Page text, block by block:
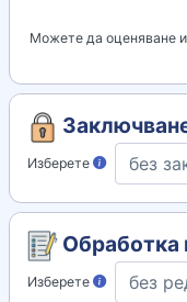
Можете да оценяване
Изберете
Обработка
Изберете